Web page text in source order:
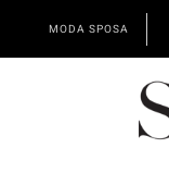
MODA SPOSA